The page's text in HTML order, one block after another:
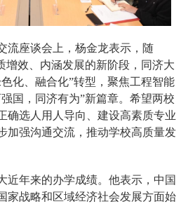
流座谈会上，杨金龙表示，随
增效、内涵发展的新阶段，同济大
化、融合化”转型，聚焦工程智能
国，同济有为”新篇章。希望两校
确选人用人导向、建设高素质专业
加强沟通交流，推动学校高质量发
近年来的办学成绩。他表示，中国
家战略和区域经济社会发展方面始